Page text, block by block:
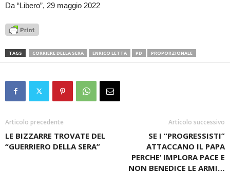
Da “Libero”, 29 maggio 2022
TAGS CORRIERE DELLA SERA ENRICO LETTA PD PROPORZIONALE
Articolo precedente
LE BIZZARRE TROVATE DEL
“GUERRIERO DELLA SERA”
Articolo successivo
SE I “PROGRESSISTI”
ATTACCANO IL PAPA
PERCHE’ IMPLORA PACE E
NON BENEDICE LE ARMI…